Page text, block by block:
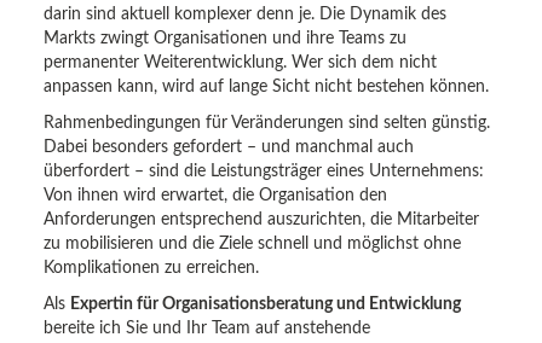
darin sind aktuell komplexer denn je. Die Dynamik des
Markts zwingt Organisationen und ihre Teams zu
permanenter Weiterentwicklung. Wer sich dem nicht
anpassen kann, wird auf lange Sicht nicht bestehen können.
Rahmenbedingungen für Veränderungen sind selten günstig.
Dabei besonders gefordert – und manchmal auch
überfordert – sind die Leistungsträger eines Unternehmens:
Von ihnen wird erwartet, die Organisation den
Anforderungen entsprechend auszurichten, die Mitarbeiter
zu mobilisieren und die Ziele schnell und möglichst ohne
Komplikationen zu erreichen.
Als Expertin für Organisationsberatung und Entwicklung
bereite ich Sie und Ihr Team auf anstehende